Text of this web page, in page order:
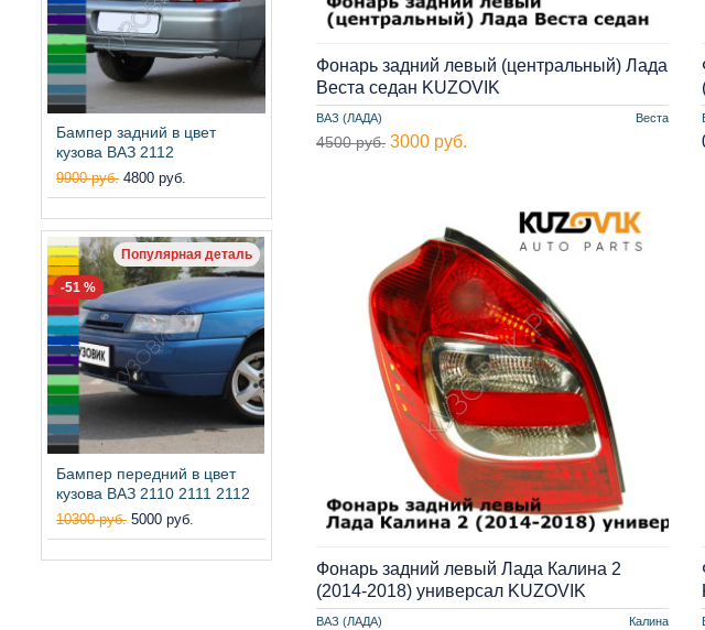
Бампер задний в цвет
кузова ВАЗ 2112
9900 руб. 4800 руб.
Популярная деталь
-51 %
Бампер передний в цвет
кузова ВАЗ 2110 2111 2112
10300 руб. 5000 руб.
ВАЗ (ЛАДА) Веста
Фонарь задний левый (центральный) Лада
Веста седан KUZOVIK
4500 руб. 3000 руб.
ВАЗ (ЛАДА) Калина
Фонарь задний левый Лада Калина 2
(2014-2018) универсал KUZOVIK